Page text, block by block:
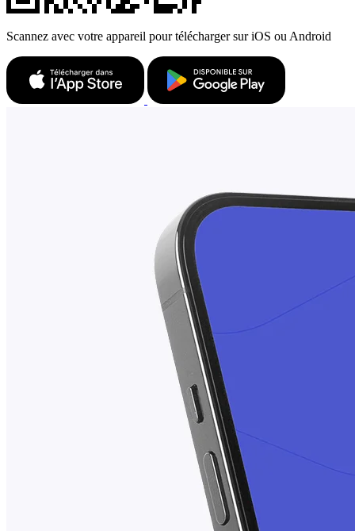
Scannez avec votre appareil pour télécharger sur iOS ou Android